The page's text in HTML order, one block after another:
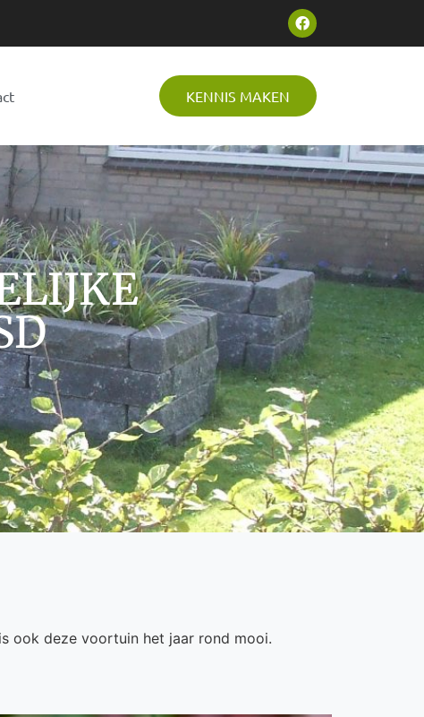
KENNIS MAKEN
ook deze voortuin het jaar rond mooi.